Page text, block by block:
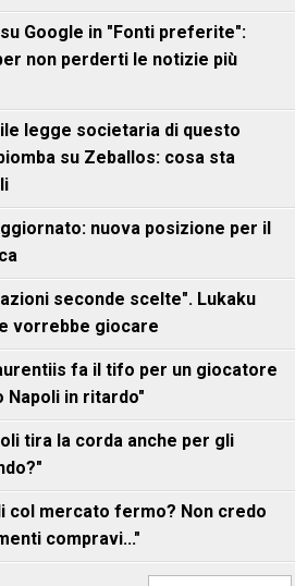
Google in "Fonti preferite":
non perderti le notizie più
legge societaria di questo
su Zeballos: cosa sta
nuova posizione per il
seconde scelte". Lukaku
vorrebbe giocare
fa il tifo per un giocatore
in ritardo"
tira la corda anche per gli
col mercato fermo? Non credo
compravi..."